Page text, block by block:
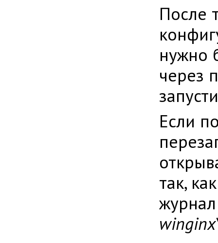
После
нужно
через
Если
так,